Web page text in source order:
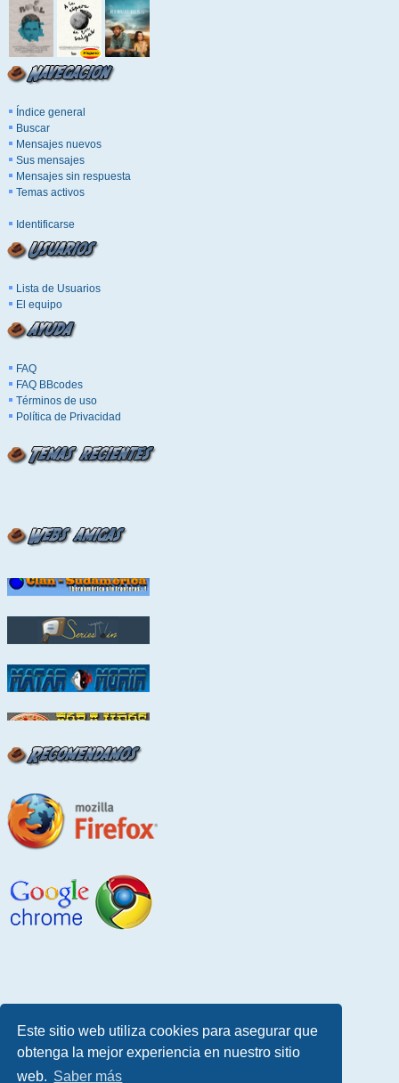
Este sitio web utiliza cookies para asegurar que
obtenga la mejor experiencia en nuestro sitio
web. Saber más
Índice general
Buscar
Mensajes nuevos
Sus mensajes
Mensajes sin respuesta
Temas activos
Identificarse
Lista de Usuarios
El equipo
FAQ
FAQ BBcodes
Términos de uso
Política de Privacidad